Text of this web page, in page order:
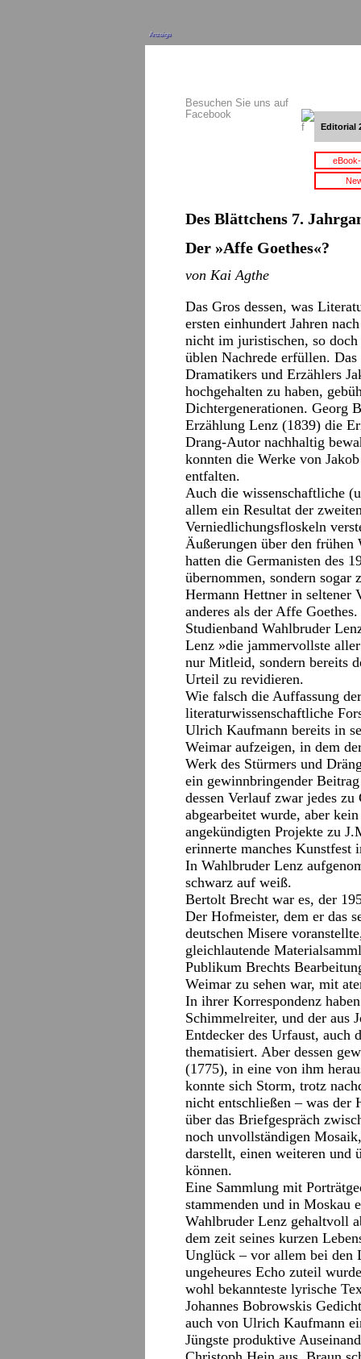
Anzeige
Besuchen Sie uns auf
Facebook
Editorial
Des Blättchens 7.
Der »Affe Goethes«?
von Kai Agthe
Das Gros dessen, was
ersten einhundert Jahren
nicht im juristischen, so
üblen Nachrede erfüllen.
Dramatikers und Erzählers
hochgehalten zu haben,
Dichtergenerationen. Georg
Erzählung Lenz (1839) die
Drang-Autor nachhaltig
konnten die Werke von
entfalten.
Auch die wissenschaftliche
allem ein Resultat der
Verniedlichungsfloskeln
Äußerungen über den
hatten die Germanisten des
übernommen, sondern sogar
Hermann Hettner in seltener
anderes als der Affe
Studienband Wahlbruder
Lenz »die jammervollste
nur Mitleid, sondern bereits
Urteil zu revidieren.
Wie falsch die Auffassung
literaturwissenschaftliche
Ulrich Kaufmann bereits in
Weimar aufzeigen, in dem
Werk des Stürmers und
ein gewinnbringender
dessen Verlauf zwar jedes
abgearbeitet wurde, aber
angekündigten Projekte zu
erinnerte manches Kunstfest
In Wahlbruder Lenz
schwarz auf weiß.
Bertolt Brecht war es, der
Der Hofmeister, dem er das
deutschen Misere
gleichlautende
Publikum Brechts
Weimar zu sehen war, mit
In ihrer Korrespondenz
Schimmelreiter, und der aus
Entdecker des Urfaust, auch
thematisiert. Aber dessen
(1775), in eine von ihm
konnte sich Storm, trotz
nicht entschließen – was der
über das Briefgespräch
noch unvollständigen
darstellt, einen weiteren und
können.
Eine Sammlung mit
stammenden und in Moskau
Wahlbruder Lenz gehaltvoll
dem zeit seines kurzen
Unglück – vor allem bei den
ungeheures Echo zuteil
wohl bekannteste lyrische
Johannes Bobrowskis
auch von Ulrich Kaufmann
Jüngste produktive